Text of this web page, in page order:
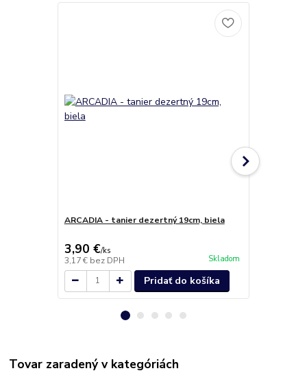
ARCADIA - tanier dezertný 19cm, biela
3,90 €/ks
3,17 € bez DPH Skladom
Pridať do košíka
Tovar zaradený v kategóriách